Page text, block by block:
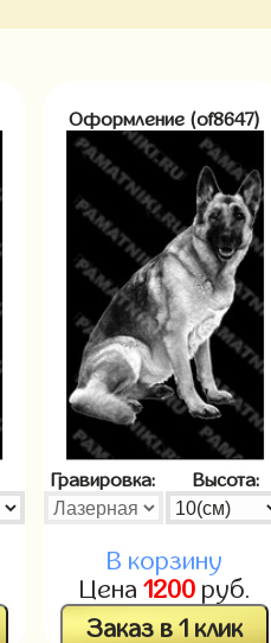
Оформление (of8647)
Гравировка: Высота:
В корзину
Цена 1200руб.
Заказ в 1 клик